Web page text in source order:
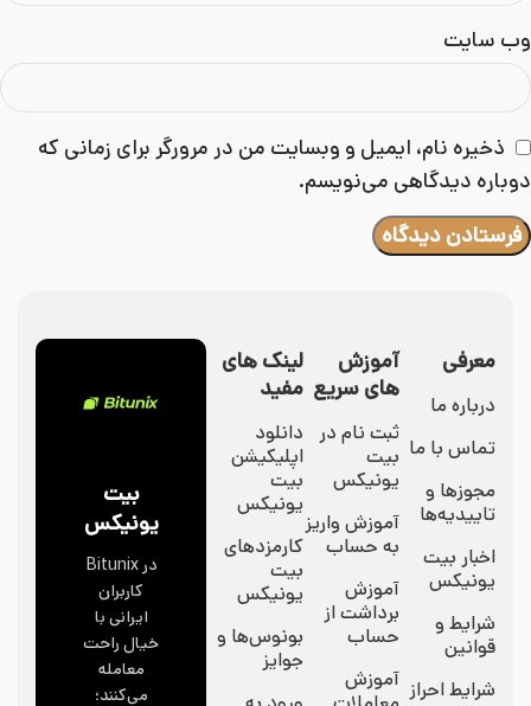
وب‌ سایت
ذخیره نام، ایمیل و وبسایت من در مرورگر برای زمانی که
دوباره دیدگاهی می‌نویسم.
معرفی
درباره ما
تماس با ما
مجوزها و
تاییدیه‌ها
اخبار بیت
یونیکس
شرایط و
قوانین
شرایط احراز
آموزش
های سریع
ثبت نام در
بیت
یونیکس
آموزش واریز
به حساب
آموزش
برداشت از
حساب
آموزش
لینک های
مفید
دانلود
اپلیکیشن
بیت
یونیکس
کارمزدهای
بیت
یونیکس
بونوس‌ها و
جوایز
بیت
یونیکس
در Bitunix
کاربران
ایرانی با
خیال راحت
معامله
می‌کنند؛